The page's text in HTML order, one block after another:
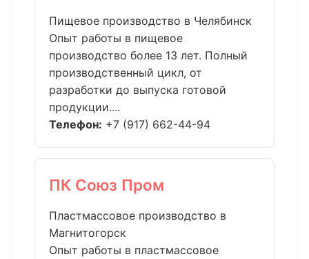
Пищевое производство в Челябинск
Опыт работы в пищевое
производство более 13 лет. Полный
производственный цикл, от
разработки до выпуска готовой
продукции....
Телефон: +7 (917) 662-44-94
ПК Союз Пром
Пластмассовое производство в
Магнитогорск
Опыт работы в пластмассовое